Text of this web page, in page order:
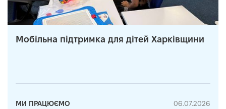
Мобільна підтримка для дітей Харківщини
МИ ПРАЦЮЄМО 06.07.2026